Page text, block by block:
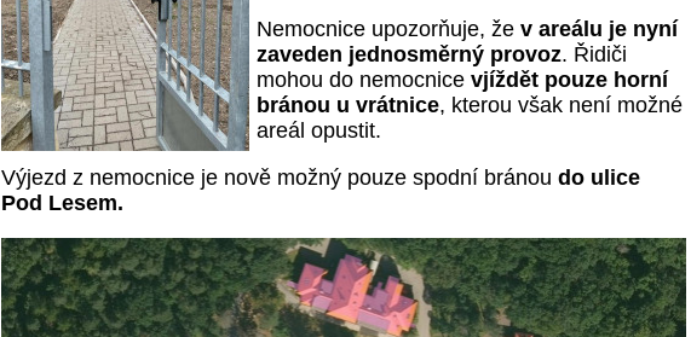
Nemocnice upozorňuje, že v areálu je nyní
zaveden jednosměrný provoz. Řidiči
mohou do nemocnice vjíždět pouze horní
bránou u vrátnice, kterou však není možné
areál opustit.
Výjezd z nemocnice je nově možný pouze spodní bránou do ulice
Pod Lesem.